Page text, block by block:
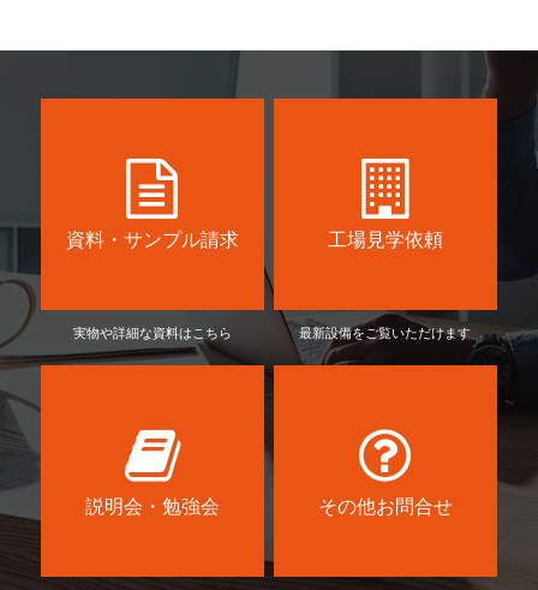
資料・サンプル請求
実物や詳細な資料はこちら
工場見学依頼
最新設備をご覧いただけます
説明会・勉強会 その他お問合せ